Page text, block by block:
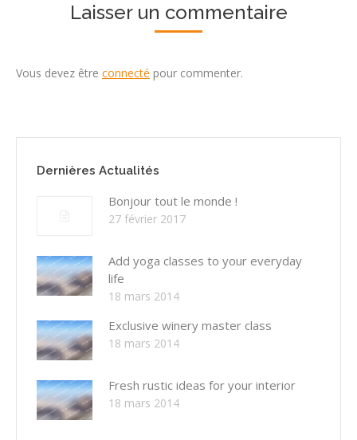
Laisser un commentaire
Vous devez être connecté pour commenter.
Dernières Actualités
Bonjour tout le monde !
27 février 2017
Add yoga classes to your everyday
life
18 mars 2014
Exclusive winery master class
18 mars 2014
Fresh rustic ideas for your interior
18 mars 2014